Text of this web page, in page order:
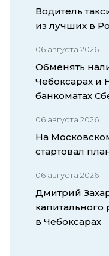
Водитель
из лучших в
06 августа 2026
Обменять
Чебоксарах и
банкоматах
06 августа 2026
На
стартовал
06 августа 2026
Дмитрий
в Чебоксарах